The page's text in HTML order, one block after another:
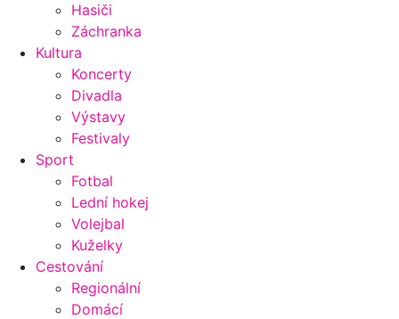
Hasiči
Záchranka
Kultura
Koncerty
Divadla
Výstavy
Festivaly
Sport
Fotbal
Lední hokej
Volejbal
Kuželky
Cestování
Regionální
Domácí